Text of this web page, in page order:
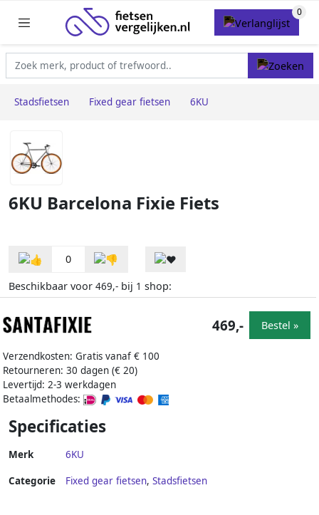
Stadsfietsen Fixed gear fietsen 6KU
6KU Barcelona Fixie Fiets
0
Beschikbaar voor 469,- bij 1 shop:
Verzendkosten: Gratis vanaf € 100
Retourneren: 30 dagen (€ 20)
Levertijd: 2-3 werkdagen
Betaalmethodes:
469,- Bestel »
Specificaties
Merk 6KU
Categorie Fixed gear fietsen, Stadsfietsen